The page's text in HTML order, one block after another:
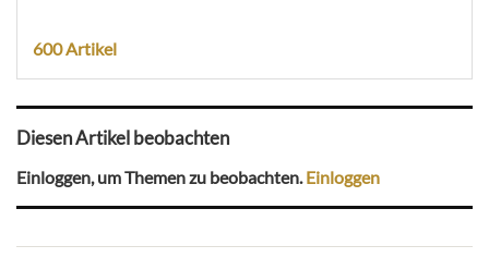
600 Artikel
Diesen Artikel beobachten
Einloggen, um Themen zu beobachten. Einloggen